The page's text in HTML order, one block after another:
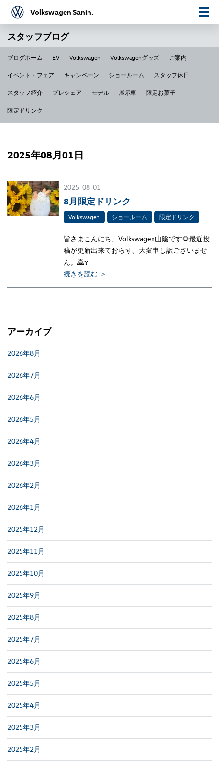
Volkswagen Sanin.
スタッフブログ
ブログホーム EV Volkswagen Volkswagenグッズ ご案内
イベント・フェア キャンペーン ショールーム スタッフ休日
スタッフ紹介 プレシェア モデル 展示車 限定お菓子
限定ドリンク
2025年08月01日
2025-08-01
8月限定ドリンク
Volkswagen ショールーム 限定ドリンク
皆さまこんにち、Volkswagen山陰です🌻最近投
稿が更新出来ておらず、大変申し訳ございませ
ん。🙇‍ɤ
続きを読む ＞
アーカイブ
2026年8月
2026年7月
2026年6月
2026年5月
2026年4月
2026年3月
2026年2月
2026年1月
2025年12月
2025年11月
2025年10月
2025年9月
2025年8月
2025年7月
2025年6月
2025年5月
2025年4月
2025年3月
2025年2月